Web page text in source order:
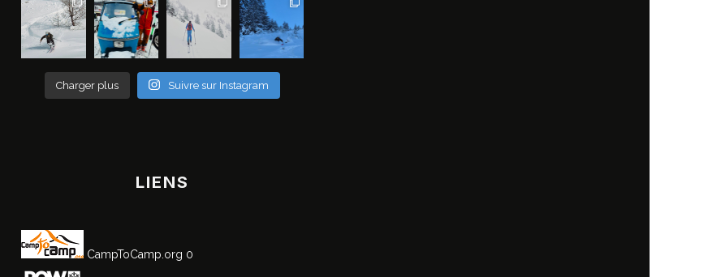
Charger plus Suivre sur Instagram
LIENS
CampToCamp.org 0